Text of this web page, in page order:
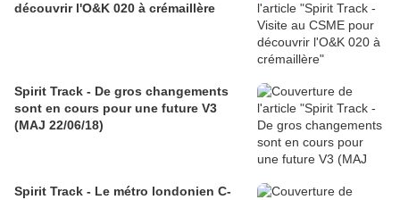
découvrir l'O&K 020 à crémaillère
Spirit Track - De gros changements
sont en cours pour une future V3
(MAJ 22/06/18)
Spirit Track - Le métro londonien C-